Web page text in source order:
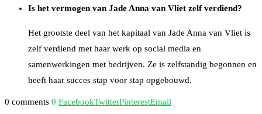
Is het vermogen van Jade Anna van Vliet zelf verdiend?
Het grootste deel van het kapitaal van Jade Anna van Vliet is
zelf verdiend met haar werk op social media en
samenwerkingen met bedrijven. Ze is zelfstandig begonnen en
heeft haar succes stap voor stap opgebouwd.
0 comments 0 FacebookTwitterPinterestEmail